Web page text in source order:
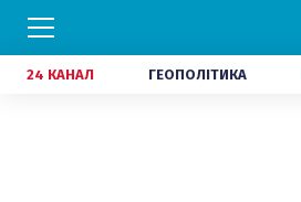
24 КАНАЛ ГЕОПОЛІТИКА